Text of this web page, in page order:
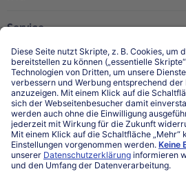
Service
Unternehmen
Über uns